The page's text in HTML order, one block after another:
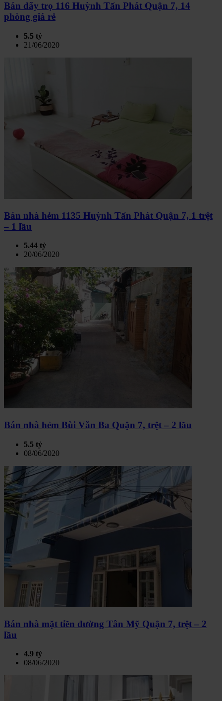
Bán dãy trọ 116 Huỳnh Tấn Phát Quận 7, 14
phòng giá rẻ
5.5 tỷ
21/06/2020
Bán nhà hẻm 1135 Huỳnh Tấn Phát Quận 7, 1 trệt
– 1 lầu
5.44 tỷ
20/06/2020
Bán nhà hẻm Bùi Văn Ba Quận 7, trệt – 2 lầu
5.5 tỷ
08/06/2020
Bán nhà mặt tiền đường Tân Mỹ Quận 7, trệt – 2
lầu
4.9 tỷ
08/06/2020